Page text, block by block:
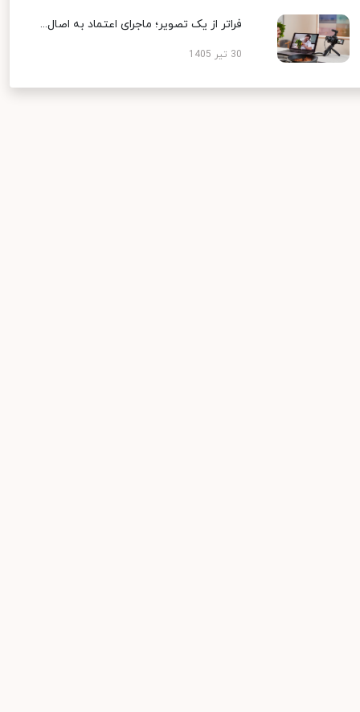
فراتر از یک تصویر؛ ماجرای اعتماد به اصال...
30 تیر 1405